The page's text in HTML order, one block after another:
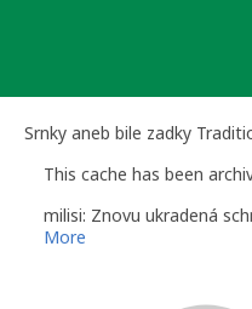
Srnky aneb bile zadky
This cache has been
milisi: Znovu ukradená
More